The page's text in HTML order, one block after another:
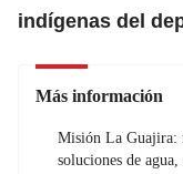
indígenas del
Más información
Misión La Guajira:
soluciones de